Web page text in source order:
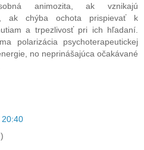
animozita, ak vznikajú
ak chýba ochota prispievať k
a trpezlivosť pri ich hľadaní.
polarizácia psychoterapeutickej
no neprinášajúca očakávané
20:40